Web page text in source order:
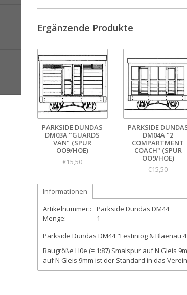
Ergänzende Produkte
PARKSIDE DUNDAS
DM03A "GUARDS
VAN" (SPUR
OO9/HOE)
€15,50
PARKSIDE
DM04A "2
COMPARTMENT
COACH" (SPUR
OO9/HOE)
€15,50
Informationen
Artikelnummer::
Parkside Dundas DM44
Menge:
1
Parkside Dundas DM44 "Festiniog & Blaenau
Baugröße H0e (= 1:87) Smalspur auf N Gleis
auf N Gleis 9mm ist der Standard in das